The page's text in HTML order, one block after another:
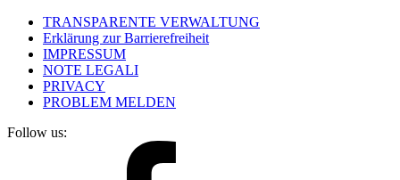
TRANSPARENTE VERWALTUNG
Erklärung zur Barrierefreiheit
IMPRESSUM
NOTE LEGALI
PRIVACY
PROBLEM MELDEN
Follow us: